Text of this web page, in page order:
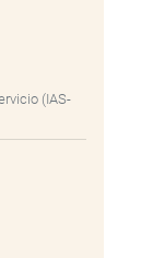
(IAS-